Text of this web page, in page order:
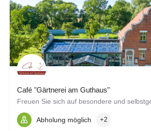
Café "Gärtnerei am Guthaus"
Abholung möglich +2